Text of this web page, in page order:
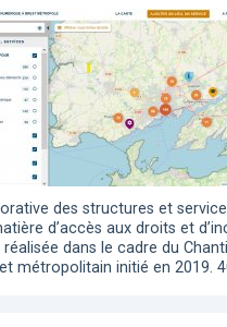
des structures et
d’accès aux droits et
dans le cadre du
métropolitain initié en 2019.